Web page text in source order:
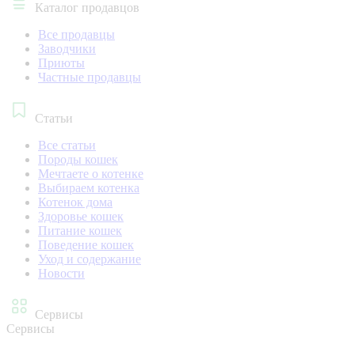
Каталог продавцов
Все продавцы
Заводчики
Приюты
Частные продавцы
Статьи
Все статьи
Породы кошек
Мечтаете о котенке
Выбираем котенка
Котенок дома
Здоровье кошек
Питание кошек
Поведение кошек
Уход и содержание
Новости
Сервисы
Сервисы